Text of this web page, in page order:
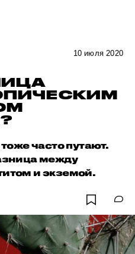
10 июля 2020
часто путают.
между
и экземой.